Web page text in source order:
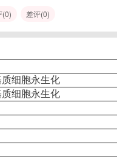
(0) 差评(0)
质细胞永生化
质细胞永生化